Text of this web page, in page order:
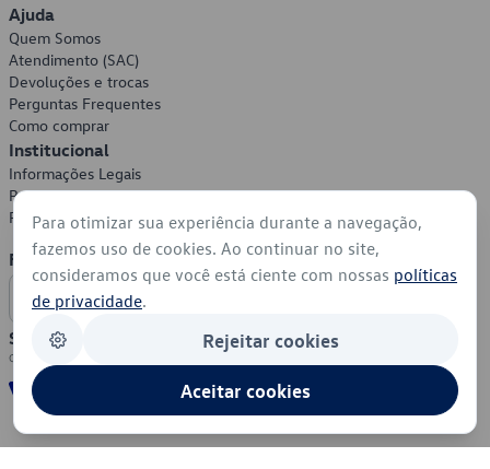
Ajuda
Quem Somos
Atendimento (SAC)
Devoluções e trocas
Perguntas Frequentes
Como comprar
Institucional
Informações Legais
Política de Privacidade
Política de Cookies
Formas de Pagamento
Segurança
Para otimizar sua experiência durante a navegação,
fazemos uso de cookies. Ao continuar no site,
consideramos que você está ciente com nossas políticas
de privacidade.
Rejeitar cookies
Aceitar cookies